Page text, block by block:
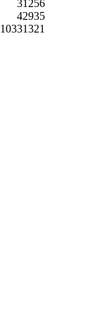
31256
42935
10331321